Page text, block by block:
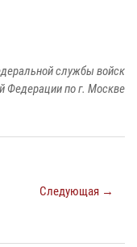
службы войск
Федерации по г. Москве
Следующая →